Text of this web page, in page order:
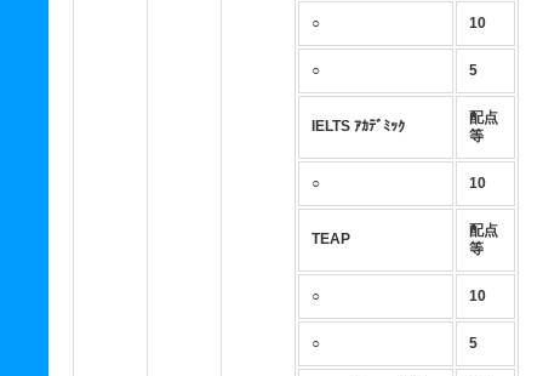
○ 10
○ 5
IELTS ｱｶﾃﾞﾐｯｸ
配点
等
○ 10
TEAP
配点
等
○ 10
○ 5